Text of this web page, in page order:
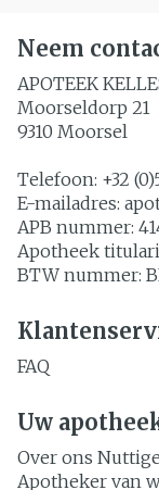
Neem
APOTEEK
Moorseldorp 21
9310 Moorsel
Telefoon: +32
E-mailadres:
APB nummer:
Apotheek
BTW nummer:
FAQ
Uw
Over ons
Apotheker van